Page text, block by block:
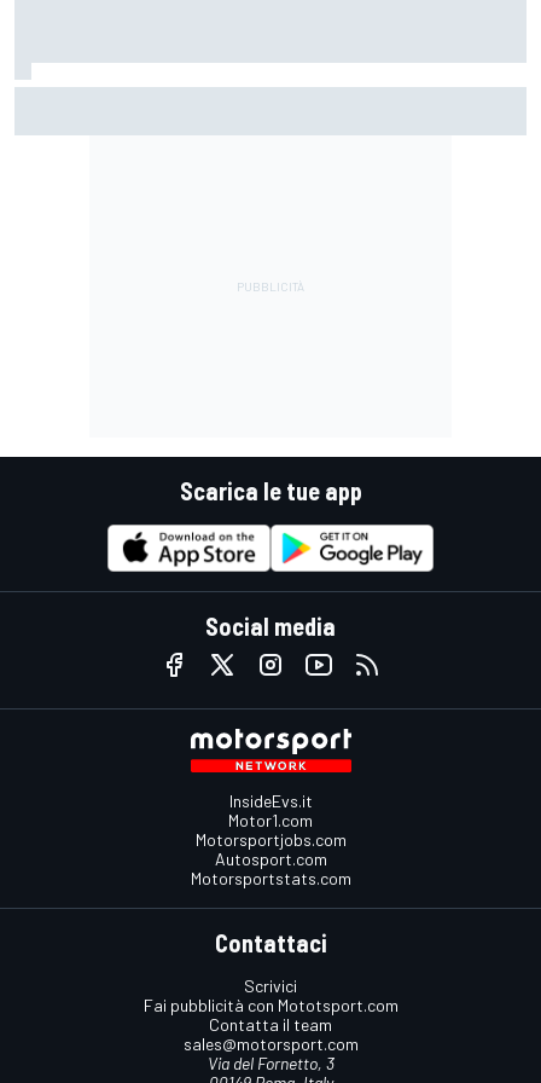
Scarica le tue app
Social media
InsideEvs.it
Motor1.com
Motorsportjobs.com
Autosport.com
Motorsportstats.com
Contattaci
Scrivici
Fai pubblicità con Mototsport.com
Contatta il team
sales@motorsport.com
Via del Fornetto, 3